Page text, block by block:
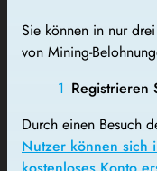
Sie können in nur
von Mining-
Registrieren
Durch einen Besuch
Nutzer können sich